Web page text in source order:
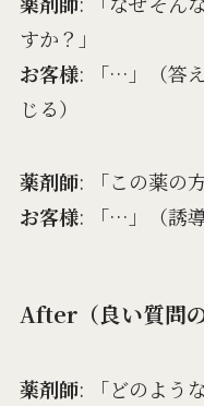
すか？」
お客様: 「…」（答
じる）
薬剤師: 「この薬の
お客様: 「…」（誘
After（良い質問の
薬剤師: 「どのよう